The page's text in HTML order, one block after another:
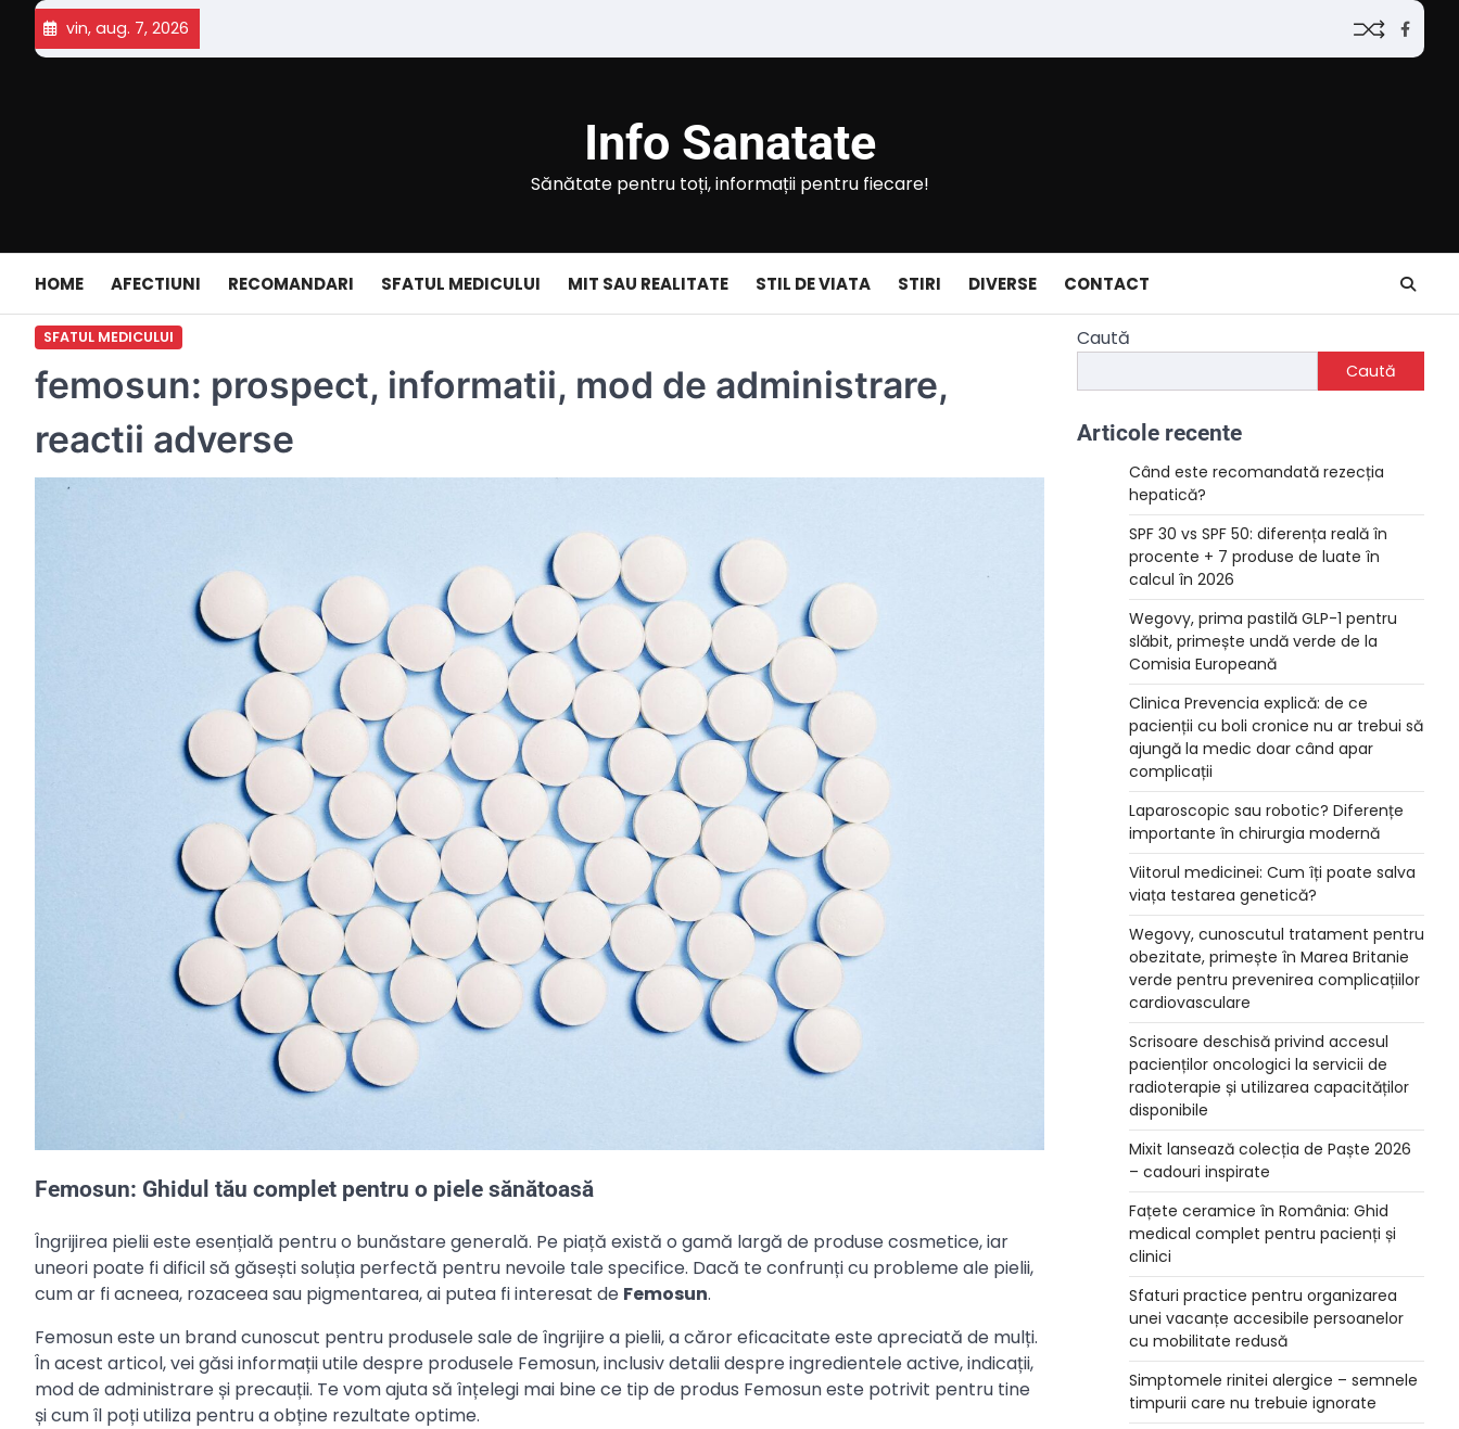
content
vin, aug. 7, 2026
Info Sanatate
Sănătate pentru toți, informații pentru fiecare!
HOME AFECTIUNI RECOMANDARI SFATUL MEDICULUI MIT SAU REALITATE STIL DE VIATA STIRI DIVERSE CONTACT
SFATUL MEDICULUI
femosun: prospect, informatii, mod de administrare,
reactii adverse
Femosun: Ghidul tău complet pentru o piele sănătoasă
Îngrijirea pielii este esențială pentru o bunăstare generală. Pe piață există o gamă largă de produse cosmetice, iar
uneori poate fi dificil să găsești soluția perfectă pentru nevoile tale specifice. Dacă te confrunți cu probleme ale pielii,
cum ar fi acneea, rozaceea sau pigmentarea, ai putea fi interesat de Femosun.
Femosun este un brand cunoscut pentru produsele sale de îngrijire a pielii, a căror eficacitate este apreciată de mulți.
În acest articol, vei găsi informații utile despre produsele Femosun, inclusiv detalii despre ingredientele active, indicații,
mod de administrare și precauții. Te vom ajuta să înțelegi mai bine ce tip de produs Femosun este potrivit pentru tine
și cum îl poți utiliza pentru a obține rezultate optime.
Caută
Caută
Articole recente
Când este recomandată rezecția
hepatică?
SPF 30 vs SPF 50: diferența reală în
procente + 7 produse de luate în
calcul în 2026
Wegovy, prima pastilă GLP-1 pentru
slăbit, primește undă verde de la
Comisia Europeană
Clinica Prevencia explică: de ce
pacienții cu boli cronice nu ar trebui să
ajungă la medic doar când apar
complicații
Laparoscopic sau robotic? Diferențe
importante în chirurgia modernă
Viitorul medicinei: Cum îți poate salva
viața testarea genetică?
Wegovy, cunoscutul tratament pentru
obezitate, primește în Marea Britanie
verde pentru prevenirea complicațiilor
cardiovasculare
Scrisoare deschisă privind accesul
pacienților oncologici la servicii de
radioterapie și utilizarea capacităților
disponibile
Mixit lansează colecția de Paște 2026
– cadouri inspirate
Fațete ceramice în România: Ghid
medical complet pentru pacienți și
clinici
Sfaturi practice pentru organizarea
unei vacanțe accesibile persoanelor
cu mobilitate redusă
Simptomele rinitei alergice – semnele
timpurii care nu trebuie ignorate